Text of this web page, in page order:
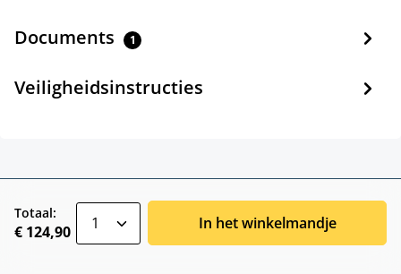
Documents 1
Veiligheidsinstructies
Totaal:
€ 124,90 In het winkelmandje